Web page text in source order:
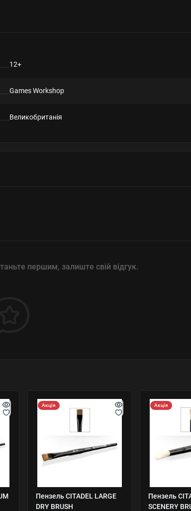
12+
Games Workshop
Великобританія
першим, залиште свій відгук.
Акція
Пензель CITADEL LARGE
DRY BRUSH
Акція
Пензель
SCENERY